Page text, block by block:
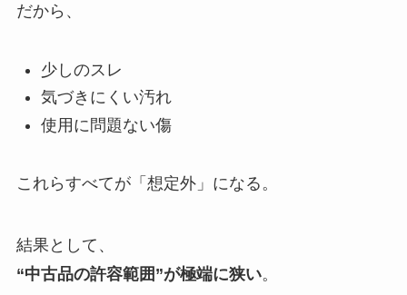
だから、
少しのスレ
気づきにくい汚れ
使用に問題ない傷
これらすべてが「想定外」になる。
結果として、
“中古品の許容範囲”が極端に狭い。